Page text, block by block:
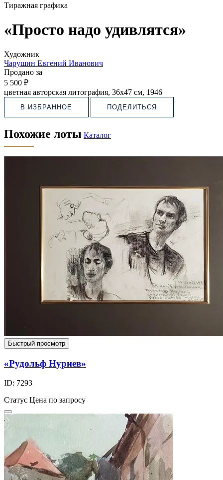
Тиражная графика
«Просто надо удивлятся»
Художник
Чарушин Евгений Иванович
Продано за
5 500 ₽
цветная авторская литография, 36х47 см, 1946
В ИЗБРАННОЕ ПОДЕЛИТЬСЯ
Похожие лоты Каталог
Быстрый просмотр
«Рудольф Нуриев»
ID: 7293
Статус Цена по запросу